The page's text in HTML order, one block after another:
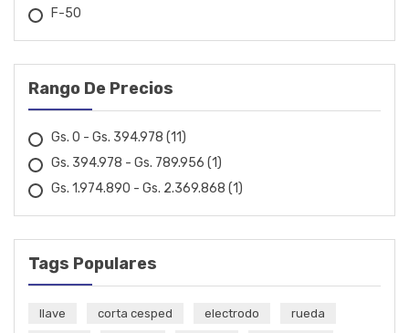
LLAVES GRIFO
PINZAS
PUNZON Y SACA PINOS
LLAVE TUBO
Casa & Jardin
F-50
Rango De Precios
Gs. 0 - Gs. 394.978 (11)
Gs. 394.978 - Gs. 789.956 (1)
Gs. 1.974.890 - Gs. 2.369.868 (1)
Tags Populares
llave corta cesped electrodo
rueda